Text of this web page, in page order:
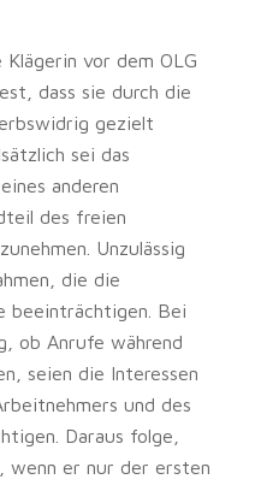
vor dem OLG
dass sie durch die
gezielt
sei das
anderen
des freien
Unzulässig
die die
beeinträchtigen. Bei
ob Anrufe während
seien die Interessen
und des
Daraus folge,
wenn er nur der ersten